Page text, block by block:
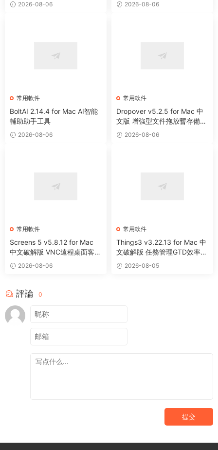
2026-08-06 2026-08-06
常用軟件
BoltAI 2.14.4 for Mac AI智能
輔助助手工具
2026-08-06
常用軟件
Dropover v5.2.5 for Mac 中
文版 增強型文件拖放暫存備用
整理工具
2026-08-06
常用軟件
Screens 5 v5.8.12 for Mac
中文破解版 VNC遠程桌面客戶
端應用程序
2026-08-06
常用軟件
Things3 v3.22.13 for Mac 中
文破解版 任務管理GTD效率工
具 2026-08-05
評論 0
提交